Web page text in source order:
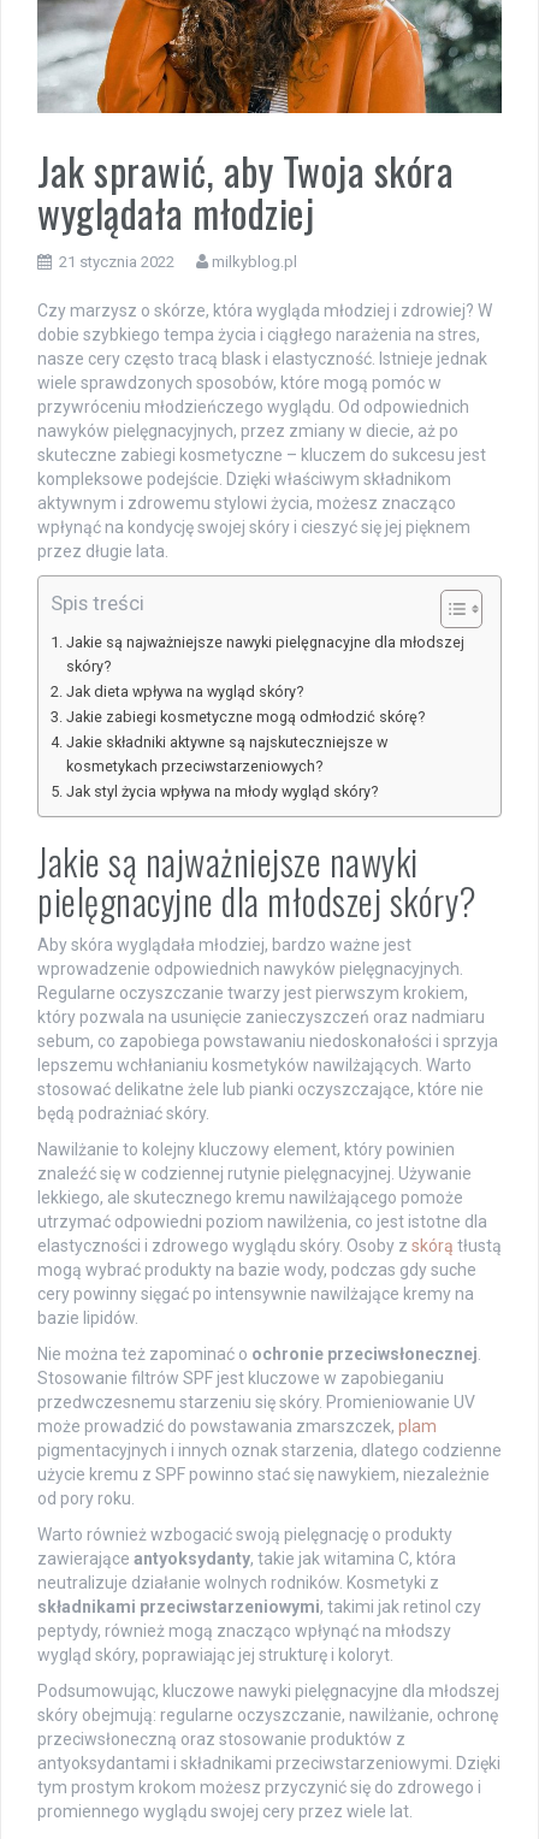
Jak sprawić, aby Twoja skóra
wyglądała młodziej
21 stycznia 2022 milkyblog.pl
Czy marzysz o skórze, która wygląda młodziej i zdrowiej? W
dobie szybkiego tempa życia i ciągłego narażenia na stres,
nasze cery często tracą blask i elastyczność. Istnieje jednak
wiele sprawdzonych sposobów, które mogą pomóc w
przywróceniu młodzieńczego wyglądu. Od odpowiednich
nawyków pielęgnacyjnych, przez zmiany w diecie, aż po
skuteczne zabiegi kosmetyczne – kluczem do sukcesu jest
kompleksowe podejście. Dzięki właściwym składnikom
aktywnym i zdrowemu stylowi życia, możesz znacząco
wpłynąć na kondycję swojej skóry i cieszyć się jej pięknem
przez długie lata.
Spis treści
Jakie są najważniejsze nawyki pielęgnacyjne dla młodszej
skóry?
Jak dieta wpływa na wygląd skóry?
Jakie zabiegi kosmetyczne mogą odmłodzić skórę?
Jakie składniki aktywne są najskuteczniejsze w
kosmetykach przeciwstarzeniowych?
Jak styl życia wpływa na młody wygląd skóry?
Jakie są najważniejsze nawyki
pielęgnacyjne dla młodszej skóry?
Aby skóra wyglądała młodziej, bardzo ważne jest
wprowadzenie odpowiednich nawyków pielęgnacyjnych.
Regularne oczyszczanie twarzy jest pierwszym krokiem,
który pozwala na usunięcie zanieczyszczeń oraz nadmiaru
sebum, co zapobiega powstawaniu niedoskonałości i sprzyja
lepszemu wchłanianiu kosmetyków nawilżających. Warto
stosować delikatne żele lub pianki oczyszczające, które nie
będą podrażniać skóry.
Nawilżanie to kolejny kluczowy element, który powinien
znaleźć się w codziennej rutynie pielęgnacyjnej. Używanie
lekkiego, ale skutecznego kremu nawilżającego pomoże
utrzymać odpowiedni poziom nawilżenia, co jest istotne dla
elastyczności i zdrowego wyglądu skóry. Osoby z skórą tłustą
mogą wybrać produkty na bazie wody, podczas gdy suche
cery powinny sięgać po intensywnie nawilżające kremy na
bazie lipidów.
Nie można też zapominać o ochronie przeciwsłonecznej.
Stosowanie filtrów SPF jest kluczowe w zapobieganiu
przedwczesnemu starzeniu się skóry. Promieniowanie UV
może prowadzić do powstawania zmarszczek, plam
pigmentacyjnych i innych oznak starzenia, dlatego codzienne
użycie kremu z SPF powinno stać się nawykiem, niezależnie
od pory roku.
Warto również wzbogacić swoją pielęgnację o produkty
zawierające antyoksydanty, takie jak witamina C, która
neutralizuje działanie wolnych rodników. Kosmetyki z
składnikami przeciwstarzeniowymi, takimi jak retinol czy
peptydy, również mogą znacząco wpłynąć na młodszy
wygląd skóry, poprawiając jej strukturę i koloryt.
Podsumowując, kluczowe nawyki pielęgnacyjne dla młodszej
skóry obejmują: regularne oczyszczanie, nawilżanie, ochronę
przeciwsłoneczną oraz stosowanie produktów z
antyoksydantami i składnikami przeciwstarzeniowymi. Dzięki
tym prostym krokom możesz przyczynić się do zdrowego i
promiennego wyglądu swojej cery przez wiele lat.